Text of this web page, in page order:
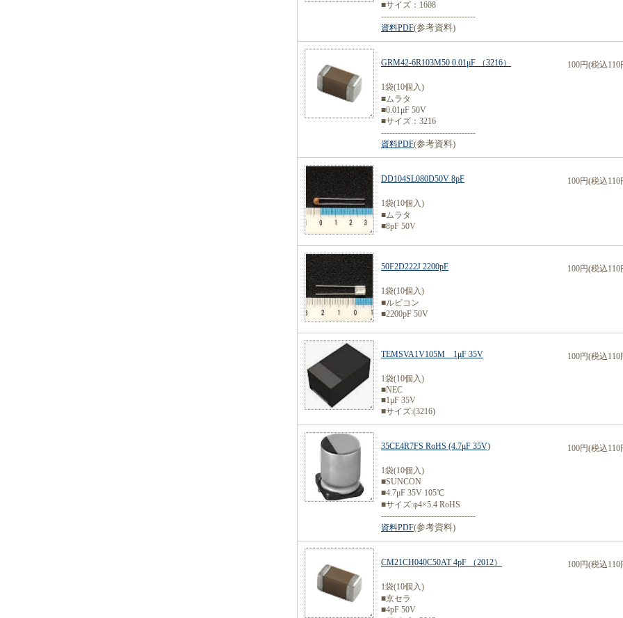
■サイズ：1608
----------------------------------
資料PDF(参考資料)
GRM42-6R103M50 0.01μF （3216） 100円(税込110
1袋(10個入)
■ムラタ
■0.01μF 50V
■サイズ：3216
----------------------------------
資料PDF(参考資料)
DD104SL080D50V 8pF 100円(税込110
1袋(10個入)
■ムラタ
■8pF 50V
50F2D222J 2200pF 100円(税込110
1袋(10個入)
■ルビコン
■2200pF 50V
TEMSVA1V105M 1μF 35V 100円(税込110
1袋(10個入)
■NEC
■1μF 35V
■サイズ:(3216)
35CE4R7FS RoHS (4.7μF 35V) 100円(税込110
1袋(10個入)
■SUNCON
■4.7μF 35V 105℃
■サイズ:φ4×5.4 RoHS
----------------------------------
資料PDF(参考資料)
CM21CH040C50AT 4pF （2012） 100円(税込110
1袋(10個入)
■京セラ
■4pF 50V